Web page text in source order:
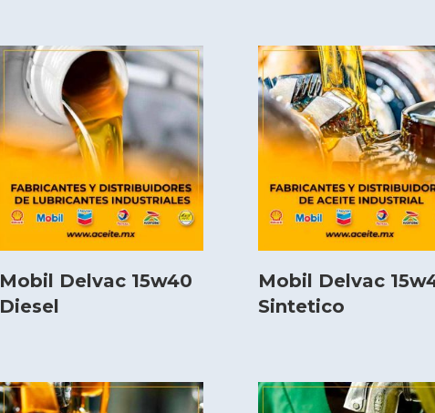
Mobil Delvac 15w40
Diesel
Mobil Delvac
Sintetico